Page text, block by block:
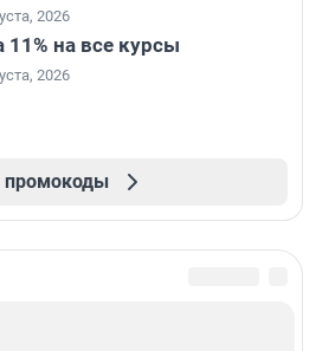
2026
11% на все курсы
2026
промокоды